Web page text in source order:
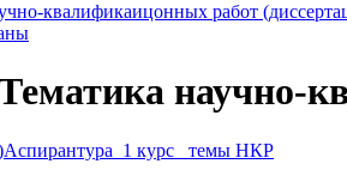
квалификаицонных работ
научно-
Аспирантура_1 курс_ темы НКР